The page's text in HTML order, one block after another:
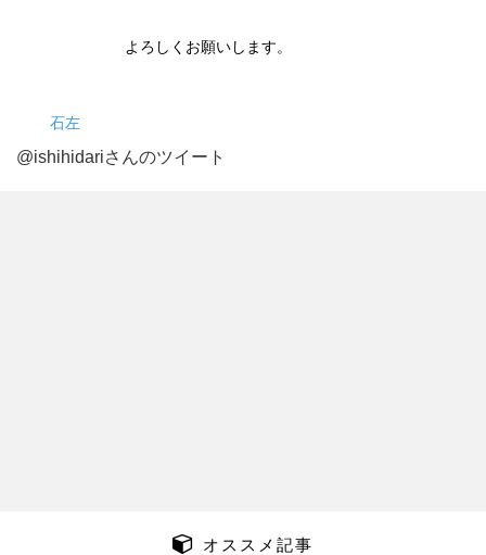
石左
よろしくお願いします。
@ishihidariさんのツイート
オススメ記事